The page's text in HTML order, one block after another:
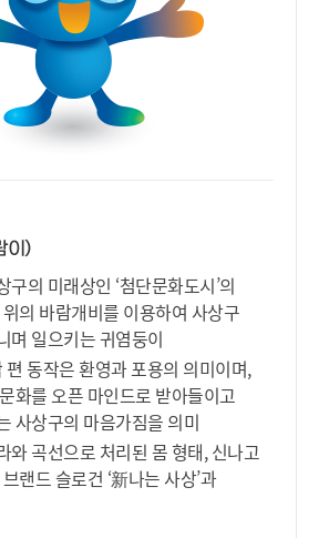
이)
구의 미래상인 ‘첨단문화도시’의
의 바람개비를 이용하여 사상구
며 일으키는 귀염둥이
편 동작은 환영과 포용의 의미이며,
화를 오픈 마인드로 받아들이고
사상구의 마음가짐을 의미
와 곡선으로 처리된 몸 형태, 신나고
랜드 슬로건 ‘新나는 사상’과